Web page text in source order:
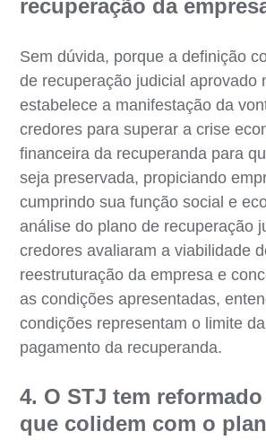
recuperação da
Sem dúvida, porque a definição
de recuperação judicial aprovado
estabelece a manifestação da
credores para superar a crise
financeira da recuperanda para
seja preservada, propiciando
cumprindo sua função social e
análise do plano de recuperação
credores avaliaram a viabilidade
reestruturação da empresa e
as condições apresentadas,
condições representam o limite
pagamento da recuperanda.
4. O STJ tem
que colidem com o